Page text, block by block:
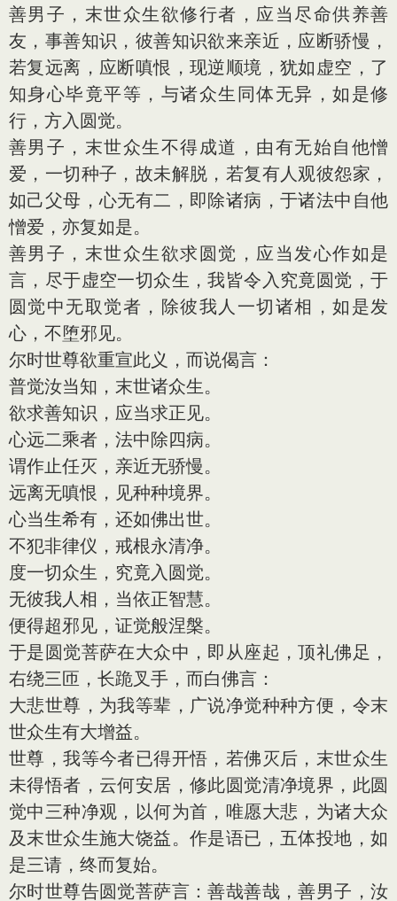
善男子，末世众生欲修行者，应当尽命供养善
友，事善知识，彼善知识欲来亲近，应断骄慢，
若复远离，应断嗔恨，现逆顺境，犹如虚空，了
知身心毕竟平等，与诸众生同体无异，如是修
行，方入圆觉。
善男子，末世众生不得成道，由有无始自他憎
爱，一切种子，故未解脱，若复有人观彼怨家，
如己父母，心无有二，即除诸病，于诸法中自他
憎爱，亦复如是。
善男子，末世众生欲求圆觉，应当发心作如是
言，尽于虚空一切众生，我皆令入究竟圆觉，于
圆觉中无取觉者，除彼我人一切诸相，如是发
心，不堕邪见。
尔时世尊欲重宣此义，而说偈言：
普觉汝当知，末世诸众生。
欲求善知识，应当求正见。
心远二乘者，法中除四病。
谓作止任灭，亲近无骄慢。
远离无嗔恨，见种种境界。
心当生希有，还如佛出世。
不犯非律仪，戒根永清净。
度一切众生，究竟入圆觉。
无彼我人相，当依正智慧。
便得超邪见，证觉般涅槃。
于是圆觉菩萨在大众中，即从座起，顶礼佛足，
右绕三匝，长跪叉手，而白佛言：
大悲世尊，为我等辈，广说净觉种种方便，令末
世众生有大增益。
世尊，我等今者已得开悟，若佛灭后，末世众生
未得悟者，云何安居，修此圆觉清净境界，此圆
觉中三种净观，以何为首，唯愿大悲，为诸大众
及末世众生施大饶益。作是语已，五体投地，如
是三请，终而复始。
尔时世尊告圆觉菩萨言：善哉善哉，善男子，汝